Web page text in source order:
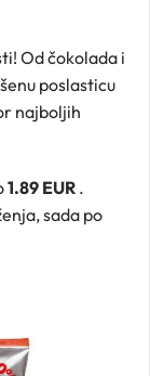
Od čokolada i
poslasticu
najboljih
1.89 EUR .
sada po